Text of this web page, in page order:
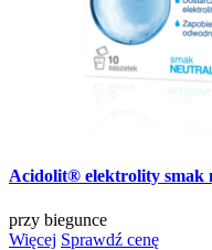
Acidolit® elektrolity smak
przy biegunce
Więcej Sprawdź cenę